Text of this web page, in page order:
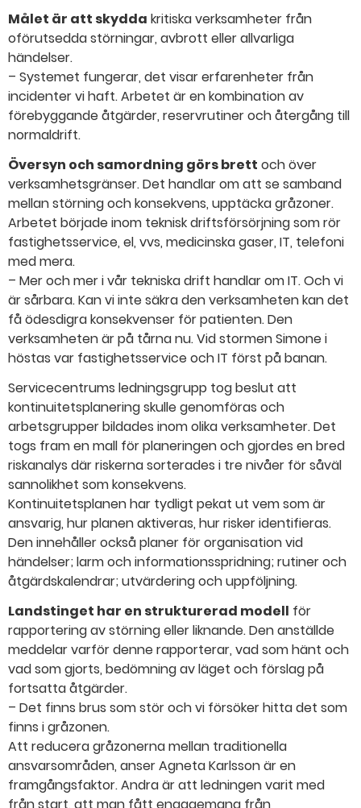
Målet är att skydda kritiska verksamheter från
oförutsedda störningar, avbrott eller allvarliga
händelser.
– Systemet fungerar, det visar erfarenheter från
incidenter vi haft. Arbetet är en kombination av
förebyggande åtgärder, reservrutiner och återgång till
normaldrift.
Översyn och samordning görs brett och över
verksamhetsgränser. Det handlar om att se samband
mellan störning och konsekvens, upptäcka gråzoner.
Arbetet började inom teknisk driftsförsörjning som rör
fastighetsservice, el, vvs, medicinska gaser, IT, telefoni
med mera.
– Mer och mer i vår tekniska drift handlar om IT. Och vi
är sårbara. Kan vi inte säkra den verksamheten kan det
få ödesdigra konsekvenser för patienten. Den
verksamheten är på tårna nu. Vid stormen Simone i
höstas var fastighetsservice och IT först på banan.
Servicecentrums ledningsgrupp tog beslut att
kontinuitetsplanering skulle genomföras och
arbetsgrupper bildades inom olika verksamheter. Det
togs fram en mall för planeringen och gjordes en bred
riskanalys där riskerna sorterades i tre nivåer för såväl
sannolikhet som konsekvens.
Kontinuitetsplanen har tydligt pekat ut vem som är
ansvarig, hur planen aktiveras, hur risker identifieras.
Den innehåller också planer för organisation vid
händelser; larm och informationsspridning; rutiner och
åtgärdskalendrar; utvärdering och uppföljning.
Landstinget har en strukturerad modell för
rapportering av störning eller liknande. Den anställde
meddelar varför denne rapporterar, vad som hänt och
vad som gjorts, bedömning av läget och förslag på
fortsatta åtgärder.
– Det finns brus som stör och vi försöker hitta det som
finns i gråzonen.
Att reducera gråzonerna mellan traditionella
ansvarsområden, anser Agneta Karlsson är en
framgångsfaktor. Andra är att ledningen varit med
från start, att man fått engagemang från